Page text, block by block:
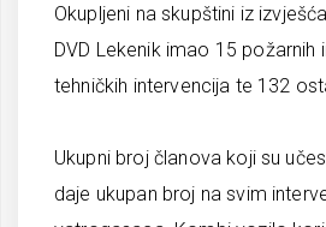
Okupljeni na skupštini iz
DVD Lekenik imao 15 požarnih
tehničkih intervencija te 132
Ukupni broj članova koji su
daje ukupan broj na svim